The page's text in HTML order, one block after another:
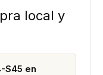
local y
S45 en